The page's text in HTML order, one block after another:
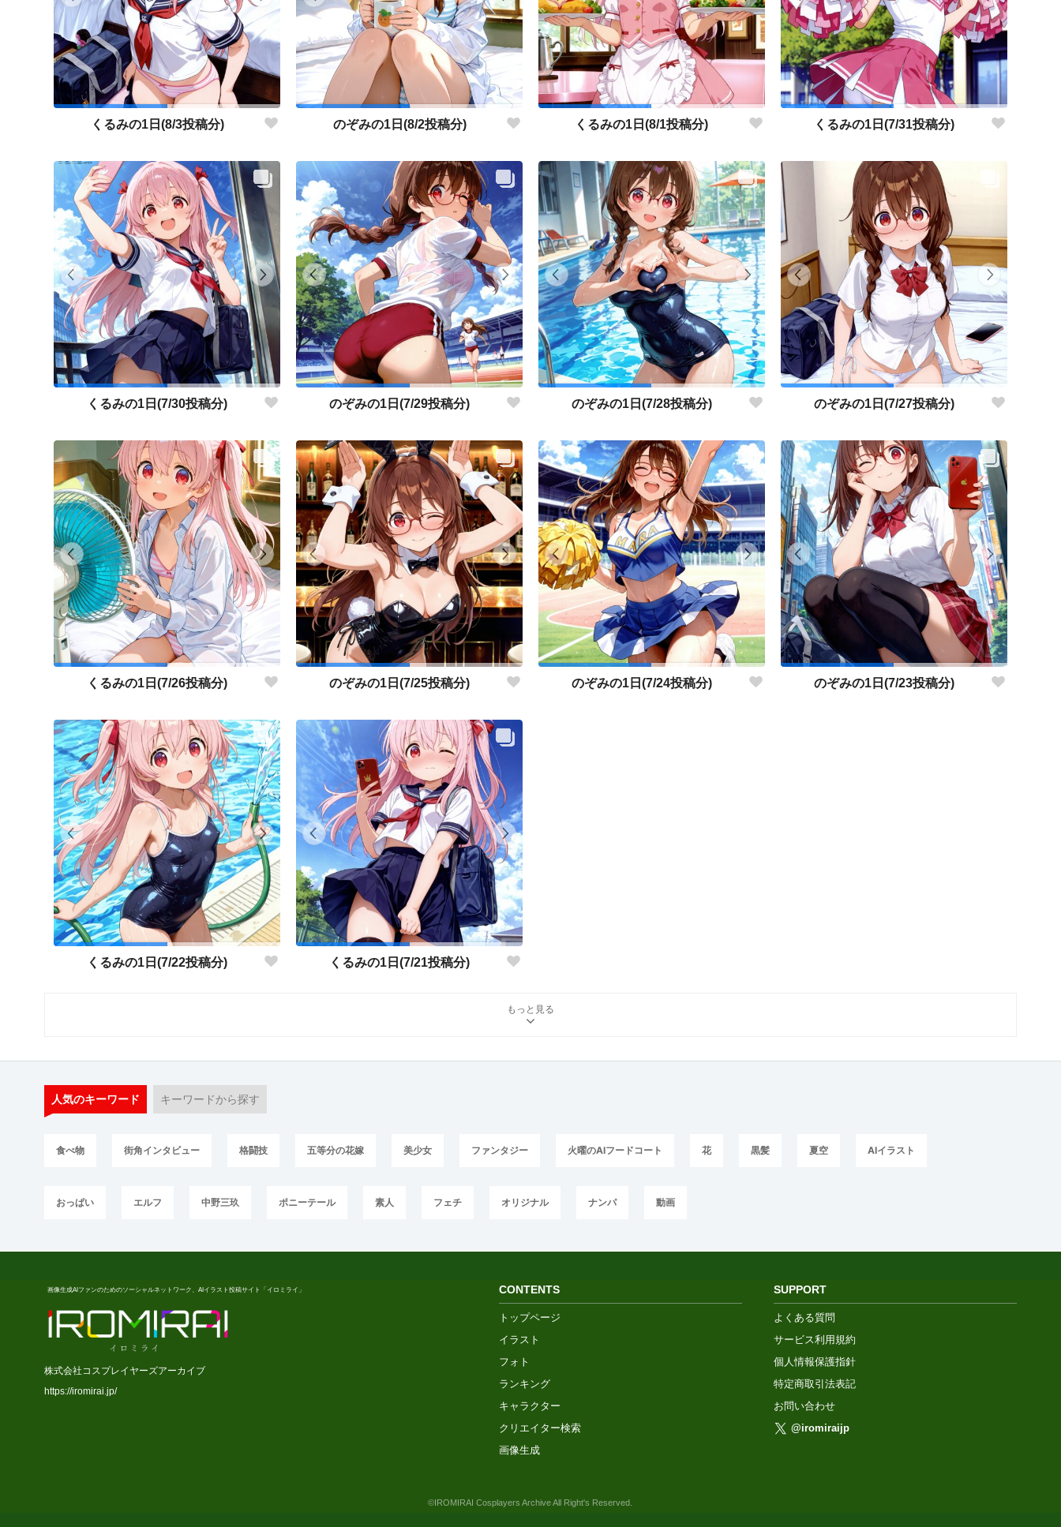
くるみの1日(8/3投稿分) のぞみの1日(8/2投稿分) くるみの1日(8/1投稿分) くるみの1日(7/31投稿分)
くるみの1日(7/30投稿分) のぞみの1日(7/29投稿分) のぞみの1日(7/28投稿分) のぞみの1日(7/27投稿分)
くるみの1日(7/26投稿分) のぞみの1日(7/25投稿分) のぞみの1日(7/24投稿分) のぞみの1日(7/23投稿分)
くるみの1日(7/22投稿分) くるみの1日(7/21投稿分)
もっと見る
人気のキーワード キーワードから探す
食べ物 街角インタビュー 格闘技 五等分の花嫁 美少女 ファンタジー 火曜のAIフードコート 花 黒髪 夏空 AIイラスト
おっぱい エルフ 中野三玖 ポニーテール 素人 フェチ オリジナル ナンパ 動画
画像生成AIファンのためのソーシャルネットワーク、AIイラスト投稿サイト「イロミライ」
株式会社コスプレイヤーズアーカイブ
https://iromirai.jp/
SUPPORT
よくある質問
サービス利用規約
個人情報保護指針
特定商取引法表記
お問い合わせ
@iromiraijp
CONTENTS
トップページ
イラスト
フォト
ランキング
キャラクター
クリエイター検索
画像生成
©IROMIRAI Cosplayers Archive All Right's Reserved.